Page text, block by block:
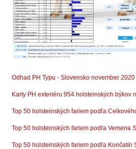
Odhad PH Typu - Slovensko november 2020
Karty PH exteriéru 954 holsteinských býkov
Top 50 holsteinských fariem podľa
Top 50 holsteinských fariem podľa Vemena
Top 50 holsteinských fariem podľa Končatín